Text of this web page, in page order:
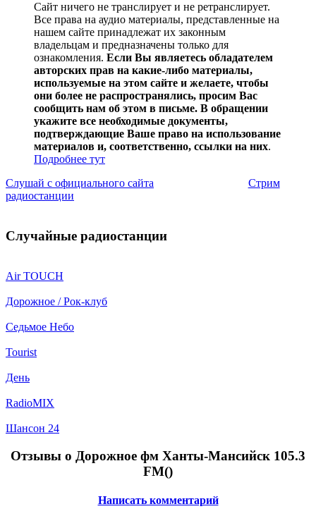
Сайт ничего не транслирует и не ретранслирует.
Все права на аудио материалы, представленные на
нашем сайте принадлежат их законным
владельцам и предназначены только для
ознакомления. Если Вы являетесь обладателем
авторских прав на какие-либо материалы,
используемые на этом сайте и желаете, чтобы
они более не распространялись, просим Вас
сообщить нам об этом в письме. В обращении
укажите все необходимые документы,
подтверждающие Ваше право на использование
материалов и, соответственно, ссылки на них.
Подробнее тут
Слушай с официального сайта
Стрим
радиостанции
Случайные радиостанции
Air TOUCH
Дорожное / Рок-клуб
Седьмое Небо
Tourist
День
RadioMIX
Шансон 24
Отзывы о Дорожное фм Ханты-Мансийск 105.3
FM()
Написать комментарий